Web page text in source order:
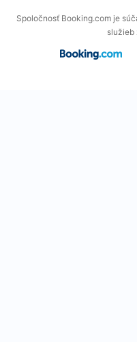
Spoločnosť Booking.com je
služieb